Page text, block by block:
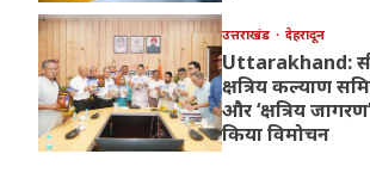
उत्तराखंड देहरादून
Uttarakhand:
क्षत्रिय कल्याण
और ‘क्षत्रिय
किया विमोचन